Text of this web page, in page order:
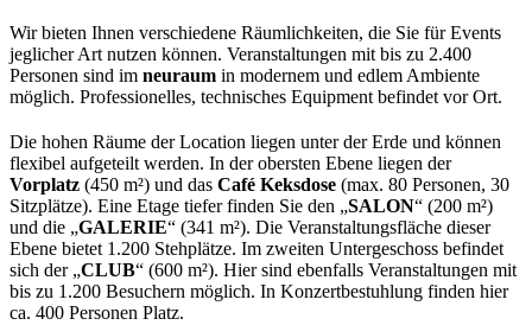
Wir bieten Ihnen verschiedene Räumlichkeiten, die Sie für Events
jeglicher Art nutzen können. Veranstaltungen mit bis zu 2.400
Personen sind im neuraum in modernem und edlem Ambiente
möglich. Professionelles, technisches Equipment befindet vor Ort.
Die hohen Räume der Location liegen unter der Erde und können
flexibel aufgeteilt werden. In der obersten Ebene liegen der
Vorplatz (450 m²) und das Café Keksdose (max. 80 Personen, 30
Sitzplätze). Eine Etage tiefer finden Sie den „SALON“ (200 m²)
und die „GALERIE“ (341 m²). Die Veranstaltungsfläche dieser
Ebene bietet 1.200 Stehplätze. Im zweiten Untergeschoss befindet
sich der „CLUB“ (600 m²). Hier sind ebenfalls Veranstaltungen mit
bis zu 1.200 Besuchern möglich. In Konzertbestuhlung finden hier
ca. 400 Personen Platz.